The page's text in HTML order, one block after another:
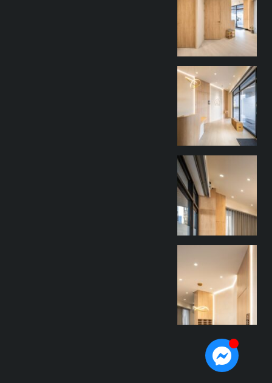
9 月 27
goothdesign
9 月 27
goothdesign
9 月 27
9 月 27